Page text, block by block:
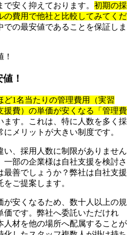
安く抑えております。 初期の採
の費用で他社と比較してみてくだ
での最安値であることを保証しま
！
ど1名当たりの管理費用（実習
援費）の単価が安くなる「管理費
ます。これは、特に人数を多く採
メリットが大きい制度です。
い、採用人数に制限がありません
一部の企業様は自社支援を検討さ
最善でしょうか？弊社は自社支援
ご提案します。
安くなるため、数十人以上の規
価です。弊社へ委託いただけれ
人材を他の場所へ配属することが